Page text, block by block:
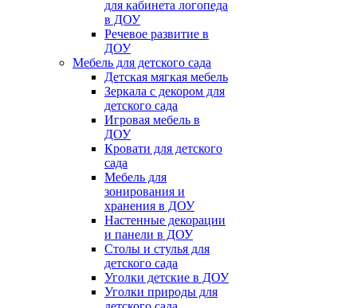
для кабинета логопеда
в ДОУ
Речевое развитие в
ДОУ
Мебель для детского сада
Детская мягкая мебель
Зеркала с декором для
детского сада
Игровая мебель в
ДОУ
Кровати для детского
сада
Мебель для
зонирования и
хранения в ДОУ
Настенные декорации
и панели в ДОУ
Столы и стулья для
детского сада
Уголки детские в ДОУ
Уголки природы для